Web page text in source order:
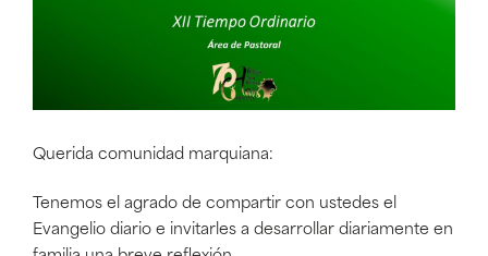
Querida comunidad marquiana:
Tenemos el agrado de compartir con ustedes el
Evangelio diario e invitarles a desarrollar diariamente en